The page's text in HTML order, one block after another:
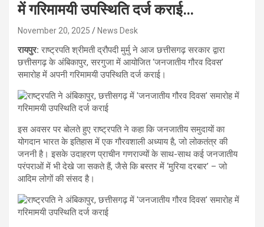
में गरिमामयी उपस्थिति दर्ज कराई…
November 20, 2025 News Desk
रायपुर:राष्ट्रपति श्रीमती द्रौपदी मुर्मु ने आज छत्तीसगढ़ सरकार द्वारा
छत्तीसगढ़ के अंबिकापुर, सरगुजा में आयोजित ‘जनजातीय गौरव दिवस’
समारोह में अपनी गरिमामयी उपस्थिति दर्ज कराई।
इस अवसर पर बोलते हुए राष्ट्रपति ने कहा कि जनजातीय समुदायों का
योगदान भारत के इतिहास में एक गौरवशाली अध्याय है, जो लोकतंत्र की
जननी है। इसके उदाहरण प्राचीन गणराज्यों के साथ-साथ कई जनजातीय
परंपराओं में भी देखे जा सकते हैं, जैसे कि बस्तर में ‘मुरिया दरबार’ – जो
आदिम लोगों की संसद है।